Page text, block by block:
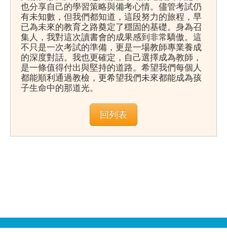
也分享自己的學習策略與備考心情。儘管考試仍
有未知數，但我們都知道，這段努力的旅程，早
已為未來的教育之路奠定了穩固的基礎。身為召
集人，我對這次讀書會的成果感到非常驕傲。這
不只是一次考試的準備，更是一場教師專業養成
的深度對話。我也更確定，自己選擇成為教師，
是一條值得付出與堅持的道路。希望我們每個人
都能順利通過教檢，更希望我們未來都能成為孩
子生命中的那道光。
回列表